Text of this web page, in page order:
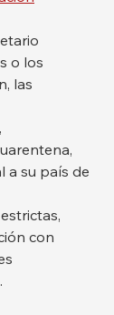
o los
las
a su país de
con